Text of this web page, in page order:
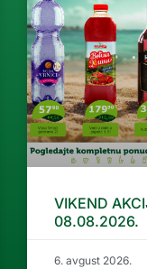
VIKEND
08.08.2026.
6. avgust 2026.